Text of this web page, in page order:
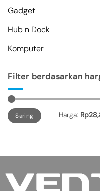
Gadget
Hub n Dock
Komputer
Filter berdasarkan
Harga
terendah
Harga
tertinggi
Saring Harga: